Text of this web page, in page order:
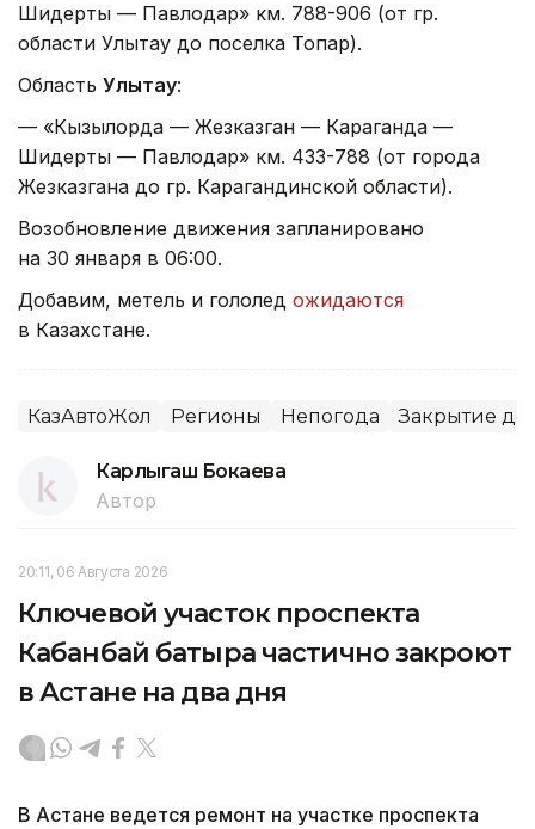
Шидерты — Павлодар» км. 788-906 (от гр.
области Улытау до поселка Топар).
Область Улытау:
— «Кызылорда — Жезказган — Караганда —
Шидерты — Павлодар» км. 433-788 (от города
Жезказгана до гр. Карагандинской области).
Возобновление движения запланировано
на 30 января в 06:00.
Добавим, метель и гололед ожидаются
в Казахстане.
КазАвтоЖол Регионы Непогода Закрытие
Карлыгаш Бокаева
Автор
20:11, 06 Августа 2026
Ключевой участок проспекта
Кабанбай батыра частично закроют
в Астане на два дня
В Астане ведется ремонт на участке проспекта